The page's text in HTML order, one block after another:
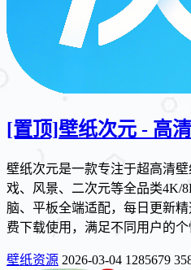
[置顶]壁纸次元 - 高
壁纸次元是一款专注于超高清
戏、风景、二次元等全品类4K/
脑、平板全端适配，每日更新
费下载使用，满足不同用户的
壁纸资源 2026-03-04 1285679